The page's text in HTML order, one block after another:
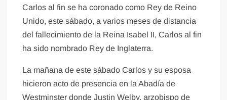
Carlos al fin se ha coronado como Rey de Reino
Unido, este sábado, a varios meses de distancia
del fallecimiento de la Reina Isabel II, Carlos al fin
ha sido nombrado Rey de Inglaterra.
La mañana de este sábado Carlos y su esposa
hicieron acto de presencia en la Abadía de
Westminster donde Justin Welby, arzobispo de